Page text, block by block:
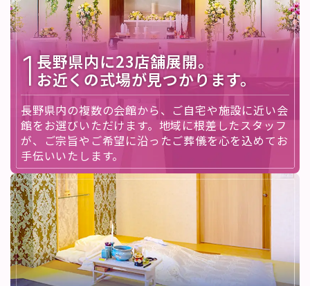
1 長野県内に23店舗展開。
お近くの式場が見つかります。
長野県内の複数の会館から、ご自宅や施設に近い会
館をお選びいただけます。地域に根差したスタッフ
が、ご宗旨やご希望に沿ったご葬儀を心を込めてお
手伝いいたします。